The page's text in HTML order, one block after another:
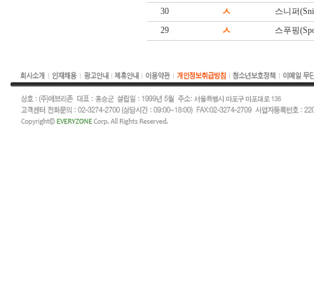
30
ㅅ
스니퍼
29
ㅅ 스푸핑